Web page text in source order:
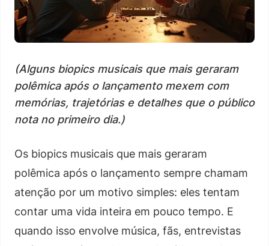
(Alguns biopics musicais que mais geraram
polêmica após o lançamento mexem com
memórias, trajetórias e detalhes que o público
nota no primeiro dia.)
Os biopics musicais que mais geraram
polêmica após o lançamento sempre chamam
atenção por um motivo simples: eles tentam
contar uma vida inteira em pouco tempo. E
quando isso envolve música, fãs, entrevistas